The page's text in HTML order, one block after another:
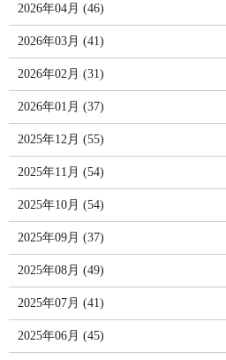
2026年04月 (46)
2026年03月 (41)
2026年02月 (31)
2026年01月 (37)
2025年12月 (55)
2025年11月 (54)
2025年10月 (54)
2025年09月 (37)
2025年08月 (49)
2025年07月 (41)
2025年06月 (45)